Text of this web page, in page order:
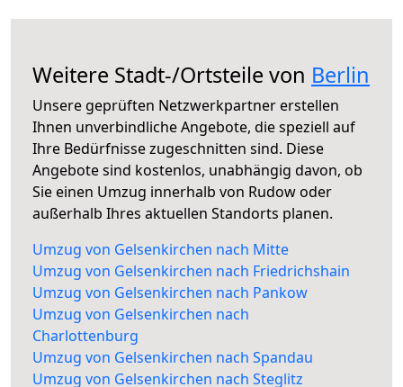
Weitere Stadt-/Ortsteile von Berlin
Unsere geprüften Netzwerkpartner erstellen
Ihnen unverbindliche Angebote, die speziell auf
Ihre Bedürfnisse zugeschnitten sind. Diese
Angebote sind kostenlos, unabhängig davon, ob
Sie einen Umzug innerhalb von Rudow oder
außerhalb Ihres aktuellen Standorts planen.
Umzug von Gelsenkirchen nach Mitte
Umzug von Gelsenkirchen nach Friedrichshain
Umzug von Gelsenkirchen nach Pankow
Umzug von Gelsenkirchen nach
Charlottenburg
Umzug von Gelsenkirchen nach Spandau
Umzug von Gelsenkirchen nach Steglitz